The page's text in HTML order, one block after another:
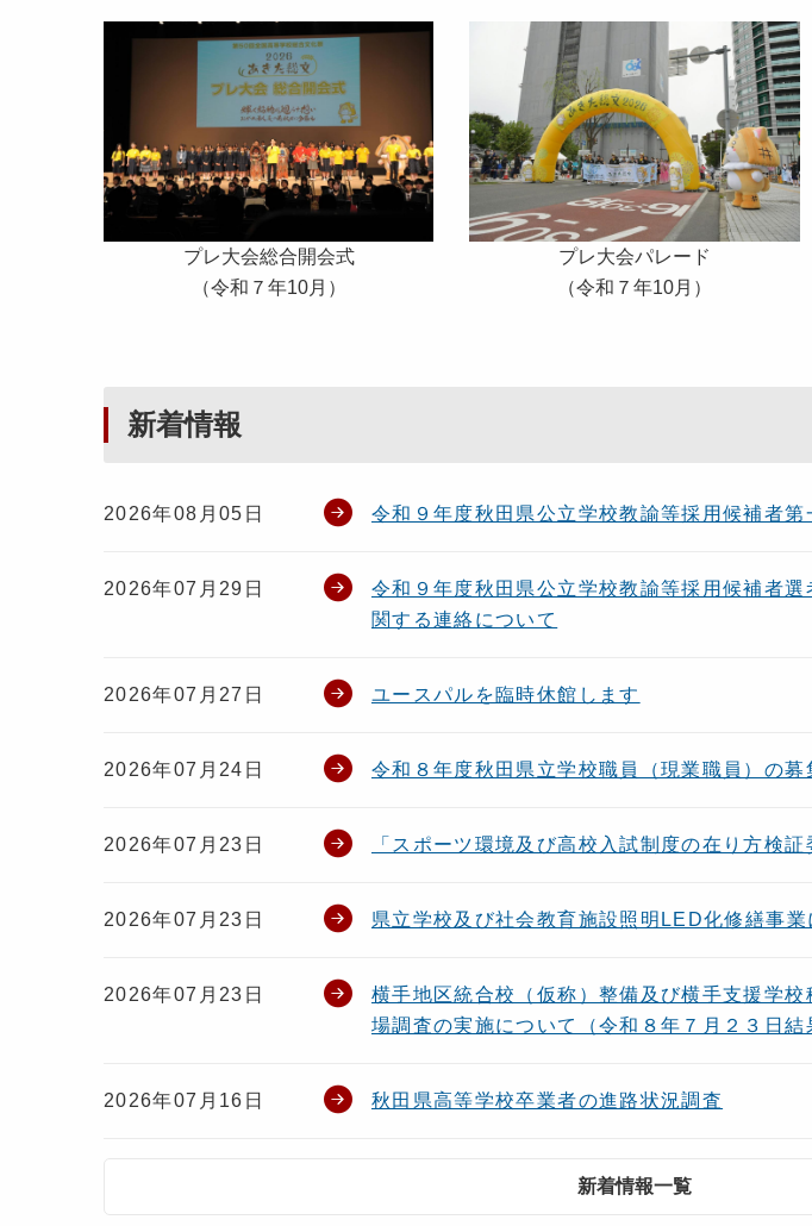
プレ大会総合開会式
（令和７年10月）
プレ大会パレード
（令和７年10月）
新着情報
2026年08月05日 令和９年度秋田県公立学校教諭等採用候補者
2026年07月29日
令和９年度秋田県公立学校教諭等採用候補者
関する連絡について
2026年07月27日 ユースパルを臨時休館します
2026年07月24日 令和８年度秋田県立学校職員（現業職員）の
2026年07月23日 「スポーツ環境及び高校入試制度の在り方検
2026年07月23日 県立学校及び社会教育施設照明LED化修繕事業
2026年07月23日
横手地区統合校（仮称）整備及び横手支援学
場調査の実施について（令和８年７月２３日結
2026年07月16日 秋田県高等学校卒業者の進路状況調査
新着情報一覧